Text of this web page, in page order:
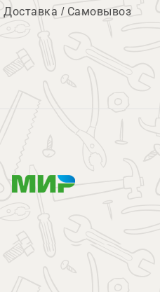
Доставка / Самовывоз